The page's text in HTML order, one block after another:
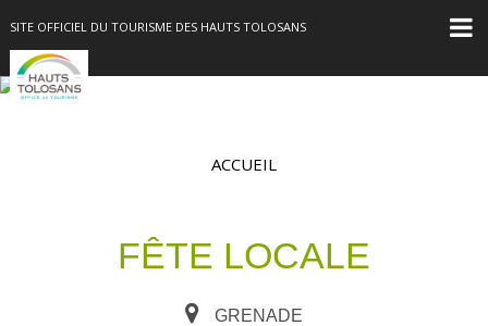
SITE OFFICIEL DU TOURISME DES HAUTS TOLOSANS
ACCUEIL
FÊTE LOCALE
GRENADE